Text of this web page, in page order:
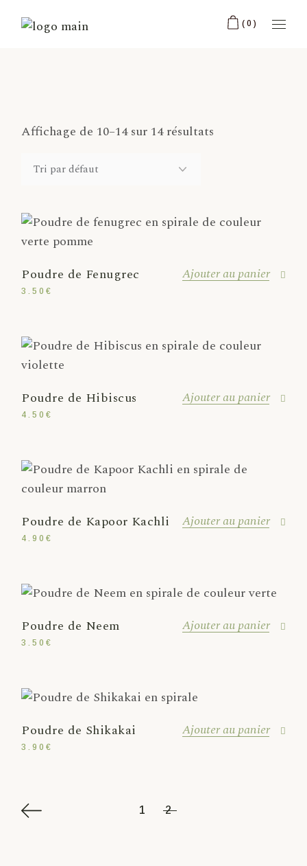
(0)
Affichage de 10–14 sur 14 résultats
Poudre de Fenugrec
3.50€
Ajouter au panier
Poudre de Hibiscus
4.50€
Ajouter au panier
Poudre de Kapoor Kachli
4.90€
Ajouter au panier
Poudre de Neem
3.50€
Ajouter au panier
Poudre de Shikakai
3.90€
Ajouter au panier
1 2